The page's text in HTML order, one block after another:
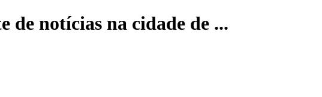
de notícias na cidade de ...